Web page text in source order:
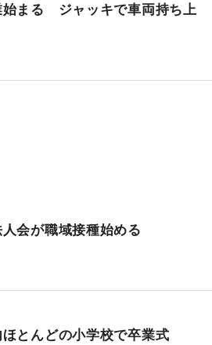
始まる ジャッキで車両持ち上
会が職域接種始める
とんどの小学校で卒業式